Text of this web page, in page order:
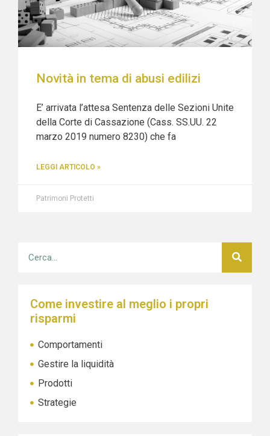
Novità in tema di abusi edilizi
E’ arrivata l’attesa Sentenza delle Sezioni Unite
della Corte di Cassazione (Cass. SS.UU. 22
marzo 2019 numero 8230) che fa
LEGGI ARTICOLO »
Patrimoni Protetti
Come investire al meglio i propri
risparmi
Comportamenti
Gestire la liquidità
Prodotti
Strategie